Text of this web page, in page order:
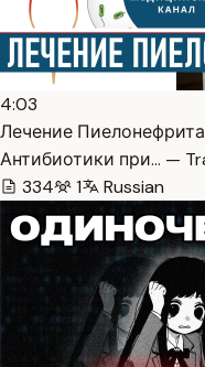
4:03
Лечение
Антибиотики при… —
334
1 Russian